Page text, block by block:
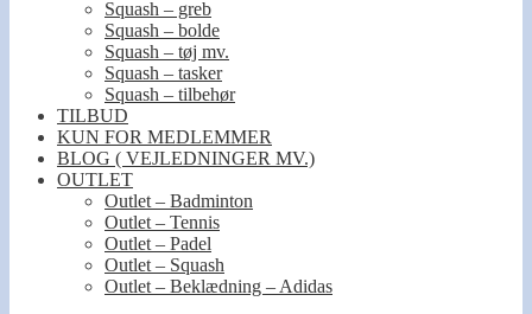
Squash – greb
Squash – bolde
Squash – tøj mv.
Squash – tasker
Squash – tilbehør
TILBUD
KUN FOR MEDLEMMER
BLOG ( VEJLEDNINGER MV.)
OUTLET
Outlet – Badminton
Outlet – Tennis
Outlet – Padel
Outlet – Squash
Outlet – Beklædning – Adidas